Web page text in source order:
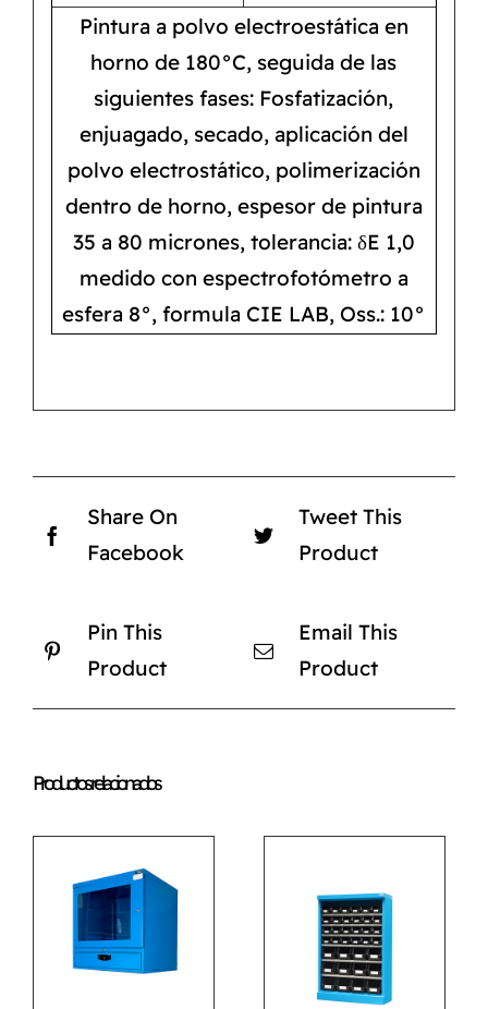
Pintura a polvo electroestática en
horno de 180°C, seguida de las
siguientes fases: Fosfatización,
enjuagado, secado, aplicación del
polvo electrostático, polimerización
dentro de horno, espesor de pintura
35 a 80 micrones, tolerancia: δE 1,0
medido con espectrofotómetro a
esfera 8°, formula CIE LAB, Oss.: 10°
Share On
Facebook
Tweet This
Product
Pin This
Product
Email This
Product
Productos relacionados